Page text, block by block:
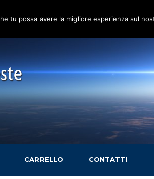
CARRELLO CONTATTI
tu possa avere la migliore esperienza sul